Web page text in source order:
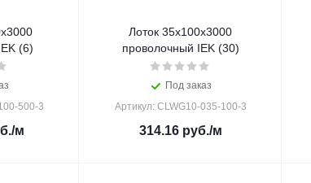
(6)
500-3
/м
Лоток 35х100х3000
проволочный IEK (30)
Под заказ
Артикул: CLWG10-035-100-3
314.16руб./м